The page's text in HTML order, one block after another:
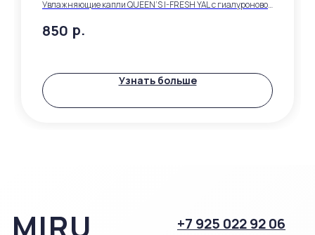
Увлажняющие капли QUEEN’S I-FRESH YAL с гиалуроновой
850 р.
Узнать больше
ПРОТИВОПОКАЗАНИЯ,
НЕОБХОДИМО
СО СПЕЦИАЛИСТОМ